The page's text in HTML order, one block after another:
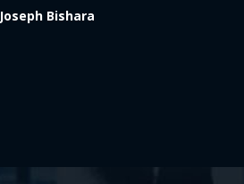
Joseph Bishara